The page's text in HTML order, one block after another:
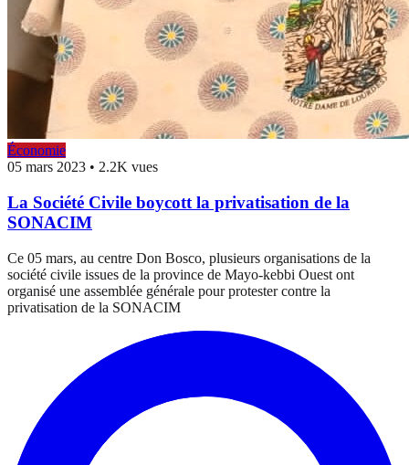
Économie
05 mars 2023 • 2.2K vues
La Société Civile boycott la privatisation de la
SONACIM
Ce 05 mars, au centre Don Bosco, plusieurs organisations de la
société civile issues de la province de Mayo-kebbi Ouest ont
organisé une assemblée générale pour protester contre la
privatisation de la SONACIM